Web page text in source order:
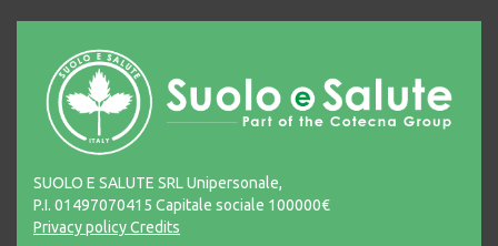
SUOLO E SALUTE SRL Unipersonale,
P.I. 01497070415 Capitale sociale 100000€
Privacy policyCredits